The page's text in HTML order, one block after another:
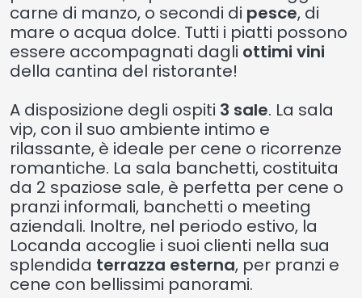
carne di manzo, o secondi di pesce, di
mare o acqua dolce. Tutti i piatti possono
essere accompagnati dagli ottimi vini
della cantina del ristorante!
A disposizione degli ospiti 3 sale. La sala
vip, con il suo ambiente intimo e
rilassante, è ideale per cene o ricorrenze
romantiche. La sala banchetti, costituita
da 2 spaziose sale, è perfetta per cene o
pranzi informali, banchetti o meeting
aziendali. Inoltre, nel periodo estivo, la
Locanda accoglie i suoi clienti nella sua
splendida terrazza esterna, per pranzi e
cene con bellissimi panorami.